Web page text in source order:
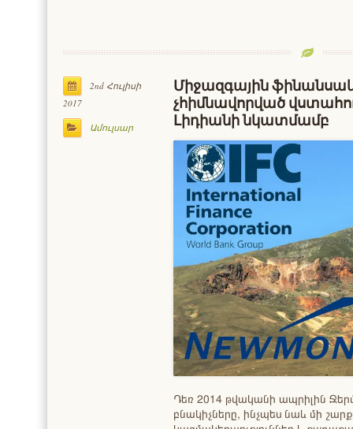
2nd Հուլիսի
2017
Ամուլսար
Միջազգային
չհիմնավորված
Լիդիանի նկատմամբ
Դեռ 2014 թվականի ապրիլին
բնակիչները, ինչպես նաև մի